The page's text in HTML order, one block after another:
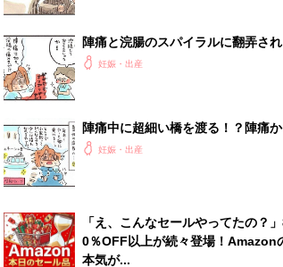
出産予定日計算ツール
り、妊活のタイミングの目安も